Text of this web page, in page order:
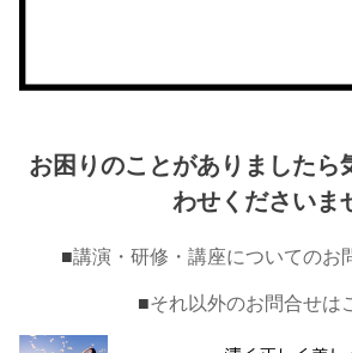
お困りのことがありましたら
わせくださいま
■講演・研修・講座についてのお
■それ以外のお問合せは